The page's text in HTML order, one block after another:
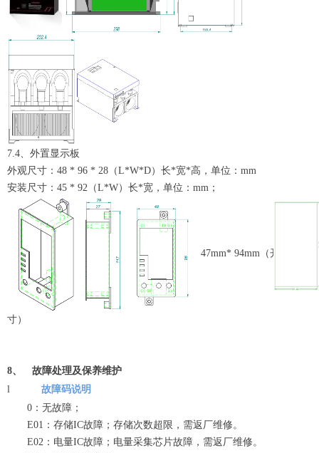
7.4、外置显示板
外观尺寸：48 * 96 * 28（L*W*D）长*宽*高，单位：mm
安装尺寸：45 * 92（L*W）长*宽，单位：mm；
47mm* 94mm （开孔尺
寸）
8、
故障处理及保养维护
l
故障码说明
0：无故障；
E01：存储IC故障；存储次数超限，需返厂维修。
E02：电量IC故障；电量采集芯片故障，需返厂维修。